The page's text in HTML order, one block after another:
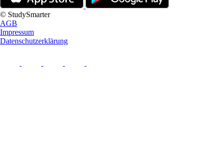
© StudySmarter
AGB
Impressum
Datenschutzerklärung